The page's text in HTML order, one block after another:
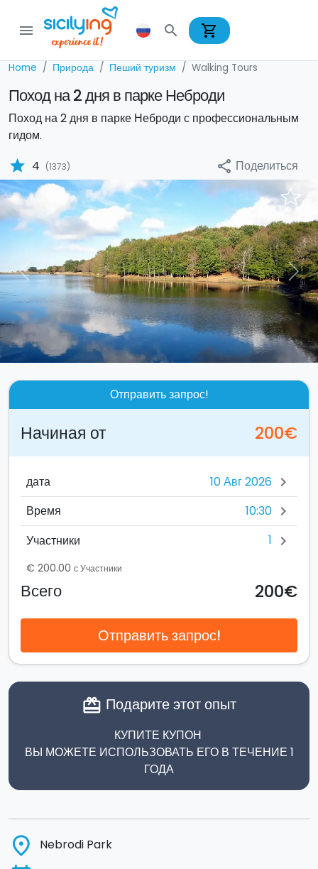
menu search shopping_cart
Home Природа Пеший туризм Walking Tours
Поход на 2 дня в парке Неброди
Поход на 2 дня в парке Неброди с профессиональным
гидом.
star 4 (1373) share Поделиться
Previous Next
Отправить запрос!
Начиная от 200€
дата chevron_right
Время 10:30 chevron_right
Участники 1 chevron_right
€ 200.00 с Участники
Всего 200€
Отправить запрос!
card_giftcard Подарите этот опыт
КУПИТЕ КУПОН
ВЫ МОЖЕТЕ ИСПОЛЬЗОВАТЬ ЕГО В ТЕЧЕНИЕ 1
ГОДА
place Nebrodi Park